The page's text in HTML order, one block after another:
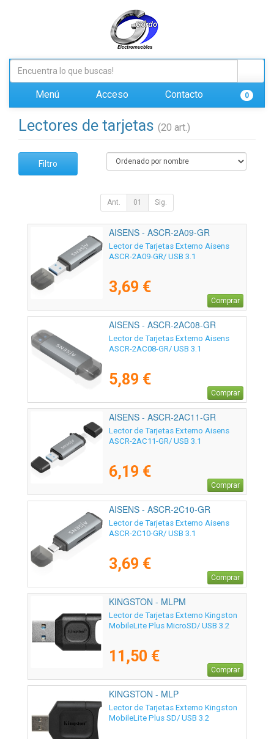
Menú Acceso Contacto 0
Lectores de tarjetas (20 art.)
Filtro
Ant. 01 Sig.
AISENS - ASCR-2A09-GR
Lector de Tarjetas Externo Aisens
ASCR-2A09-GR/ USB 3.1
3,69 €
Comprar
AISENS - ASCR-2AC08-GR
Lector de Tarjetas Externo Aisens
ASCR-2AC08-GR/ USB 3.1
5,89 €
Comprar
AISENS - ASCR-2AC11-GR
Lector de Tarjetas Externo Aisens
ASCR-2AC11-GR/ USB 3.1
6,19 €
Comprar
AISENS - ASCR-2C10-GR
Lector de Tarjetas Externo Aisens
ASCR-2C10-GR/ USB 3.1
3,69 €
Comprar
KINGSTON - MLPM
Lector de Tarjetas Externo Kingston
MobileLite Plus MicroSD/ USB 3.2
11,50 €
Comprar
KINGSTON - MLP
Lector de Tarjetas Externo Kingston
MobileLite Plus SD/ USB 3.2